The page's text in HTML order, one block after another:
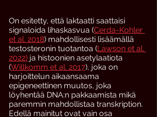
On esitetty, että laktaatti saattaisi
signaloida lihaskasvua (Cerda-Kohler
et al. 2018) mahdollisesti lisäämällä
testosteronin tuotantoa (Lawson et al.
2022) ja histoonien asetylaatiota
(Willkomm et al. 2017), joka on
harjoittelun aikaansaama
epigeneettinen muutos, joka
löyhentää DNA:n pakkaamista mikä
paremmin mahdollistaa transkription.
Edellä mainitut ovat vain osa